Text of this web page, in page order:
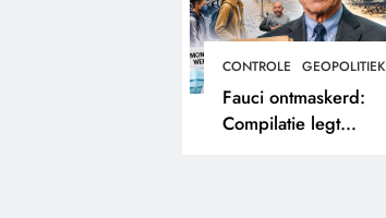
CONTROLE GEOPOLITIEK
Fauci ontmaskerd:
Compilatie legt